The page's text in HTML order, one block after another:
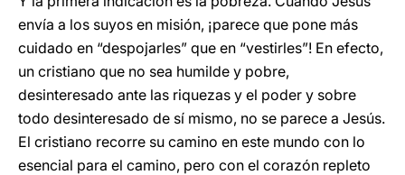
envía a los suyos en misión, ¡parece que pone más
cuidado en “despojarles” que en “vestirles”! En efecto,
un cristiano que no sea humilde y pobre,
desinteresado ante las riquezas y el poder y sobre
todo desinteresado de sí mismo, no se parece a Jesús.
El cristiano recorre su camino en este mundo con lo
esencial para el camino, pero con el corazón repleto